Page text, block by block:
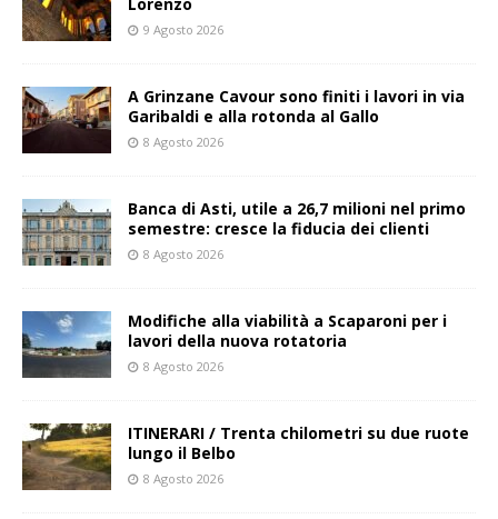
9 Agosto 2026
A Grinzane Cavour sono finiti i lavori in via
Garibaldi e alla rotonda al Gallo
8 Agosto 2026
Banca di Asti, utile a 26,7 milioni nel primo
semestre: cresce la fiducia dei clienti
8 Agosto 2026
Modifiche alla viabilità a Scaparoni per i
lavori della nuova rotatoria
8 Agosto 2026
ITINERARI / Trenta chilometri su due ruote
lungo il Belbo
8 Agosto 2026